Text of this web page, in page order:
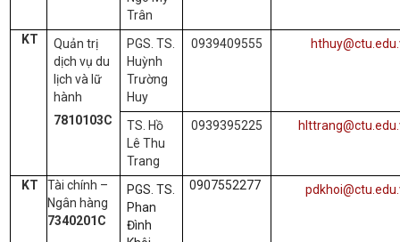
Trân
KT
Quản trị
dịch vụ du
lịch và lữ
hành
7810103C
PGS. TS.
Huỳnh
Trường
Huy
0939409555
TS. Hồ
Lê Thu
Trang
0939395225
KT
Tài chính –
Ngân hàng
7340201C
PGS. TS.
Phan
Đình
0907552277